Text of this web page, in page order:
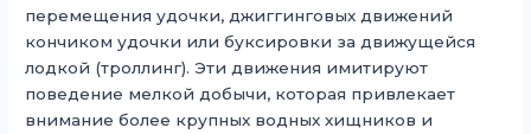
перемещения удочки, джиггинговых движений
кончиком удочки или буксировки за движущейся
лодкой (троллинг). Эти движения имитируют
поведение мелкой добычи, которая привлекает
внимание более крупных водных хищников и